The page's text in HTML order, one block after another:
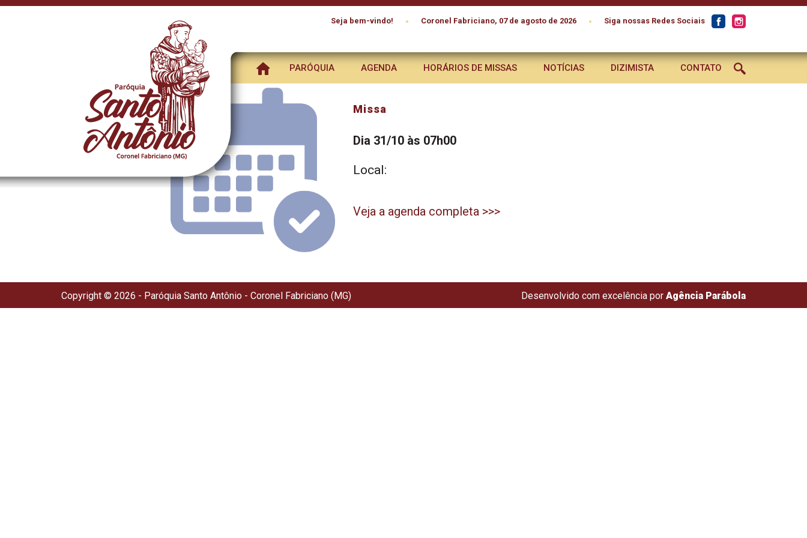
Seja bem-vindo! • Coronel Fabriciano, 07 de agosto de 2026 • Siga nossas Redes Sociais
PARÓQUIA AGENDA HORÁRIOS DE MISSAS NOTÍCIAS DIZIMISTA CONTATO
Missa
Dia 31/10 às 07h00
Local:
Veja a agenda completa >>>
Copyright © 2026 - Paróquia Santo Antônio - Coronel Fabriciano (MG) Desenvolvido com excelência por Agência Parábola